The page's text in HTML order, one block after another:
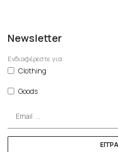
Newsletter
Ενδιαφέρεστε για:
Clothing
Goods